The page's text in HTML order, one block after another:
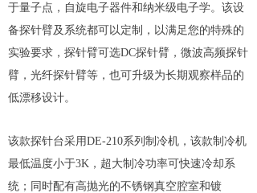
于量子点，自旋电子器件和纳米级电子学。该设
备探针臂及系统都可以定制，以满足您的特殊的
实验要求，探针臂可选DC探针臂，微波高频探针
臂，光纤探针臂等，也可升级为长期观察样品的
低漂移设计。
该款探针台采用DE-210系列制冷机，该款制冷机
最低温度小于3K，超大制冷功率可快速冷却系
统；同时配有高抛光的不锈钢真空腔室和镀